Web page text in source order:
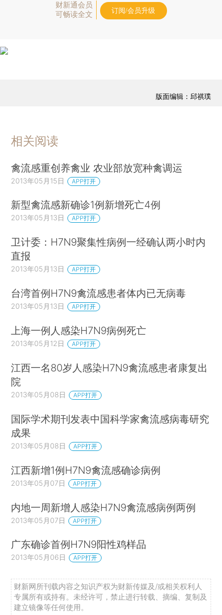
财新通会员
可畅读全文
订阅/会员升级
版面编辑：邱祺璞
相关阅读
禽流感重创养禽业 农业部放宽种禽调运
2013年05月15日 APP打开
新型禽流感新确诊1例新增死亡4例
2013年05月13日 APP打开
卫计委：H7N9聚集性病例一经确认两小时内
直报
2013年05月13日 APP打开
台湾首例H7N9禽流感患者体内已无病毒
2013年05月13日 APP打开
上海一例人感染H7N9病例死亡
2013年05月12日 APP打开
江西一名80岁人感染H7N9禽流感患者康复出
院
2013年05月08日 APP打开
国际学术期刊发表中国科学家禽流感病毒研究
成果
2013年05月08日 APP打开
江西新增1例H7N9禽流感确诊病例
2013年05月07日 APP打开
内地一周新增人感染H7N9禽流感病例两例
2013年05月07日 APP打开
广东确诊首例H7N9阳性鸡样品
2013年05月06日 APP打开
财新网所刊载内容之知识产权为财新传媒及/或相关权利人
专属所有或持有。未经许可，禁止进行转载、摘编、复制及
建立镜像等任何使用。